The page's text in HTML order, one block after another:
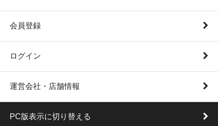
会員登録
ログイン
運営会社・店舗情報
PC版表示に切り替える